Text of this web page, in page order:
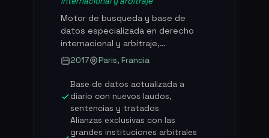
intereses, 74% de las mediaciones
derivadas de clausulas
contractuales (+15 puntos en un
ano).
Motor de busqueda y base de
datos especializada en derecho
internacional y arbitraje,
enriquecida con inteligencia
artificial, que ofrece a los
profesionales del derecho acceso
al recurso mas completo del
mercado en materia de laudos
arbitrales, tratados y jurisprudencia
internacional. Fundada en 2017, Jus
2017 Paris, Francia
Base de datos actualizada a
diario con nuevos laudos,
sentencias y tratados
Alianzas exclusivas con las
grandes instituciones arbitrales